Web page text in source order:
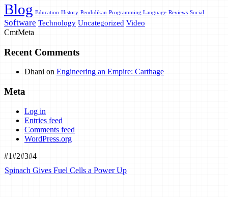
Blog Education History Pendidikan Programming Language Reviews Social
Software Technology Uncategorized Video
CmtMeta
Recent Comments
Dhani on Engineering an Empire: Carthage
Meta
Log in
Entries feed
Comments feed
WordPress.org
#1#2#3#4
Spinach Gives Fuel Cells a Power Up